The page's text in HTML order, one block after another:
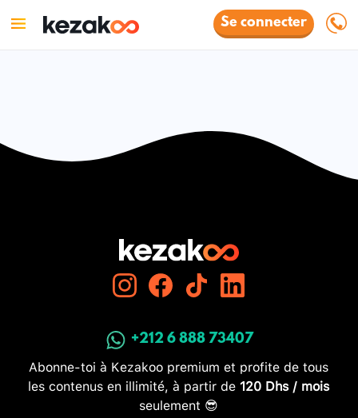
Se connecter
+212 6 888 73407
Abonne-toi à Kezakoo premium et profite de tous
les contenus en illimité, à partir de 120 Dhs / mois
seulement 😎